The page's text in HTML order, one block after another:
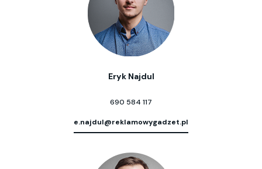
Eryk Najdul
690 584 117
e.najdul@reklamowygadzet.pl